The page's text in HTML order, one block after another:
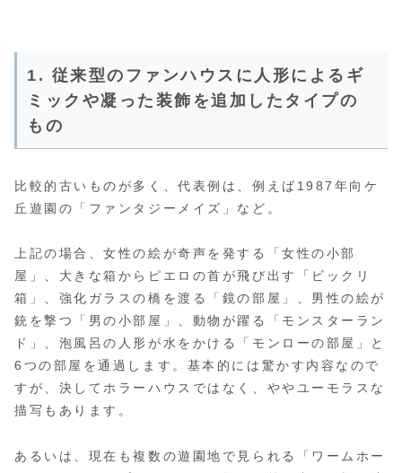
1. 従来型のファンハウスに人形によるギ
ミックや凝った装飾を追加したタイプの
もの
比較的古いものが多く、代表例は、例えば1987年向ケ
丘遊園の「ファンタジーメイズ」など。
上記の場合、女性の絵が奇声を発する「女性の小部
屋」、大きな箱からピエロの首が飛び出す「ビックリ
箱」、強化ガラスの橋を渡る「鏡の部屋」、男性の絵が
銃を撃つ「男の小部屋」、動物が躍る「モンスターラン
ド」、泡風呂の人形が水をかける「モンローの部屋」と
6つの部屋を通過します。基本的には驚かす内容なので
すが、決してホラーハウスではなく、ややユーモラスな
描写もあります。
あるいは、現在も複数の遊園地で見られる「ワームホー